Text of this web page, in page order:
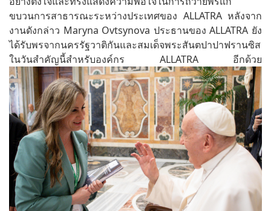
ขบวนการสาธารณะระหว่างประเทศของ ALLATRA หลังจาก
งานดังกล่าว Maryna Ovtsynova ประธานของ ALLATRA ยัง
ได้รับพรจากนครรัฐวาติกันและสมเด็จพระสันตปาปาฟรานซิส
ในวันสำคัญนี้สำหรับองค์กร ALLATRA อีกด้วย